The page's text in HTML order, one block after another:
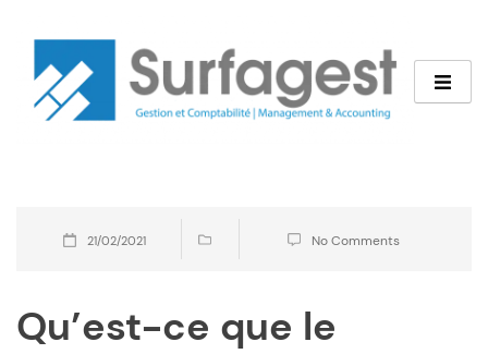
21/02/2021 No Comments
Qu’est-ce que le